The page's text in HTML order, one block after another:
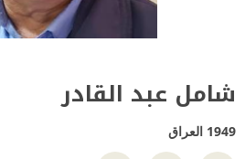
شامل عبد القادر
1949 العراق